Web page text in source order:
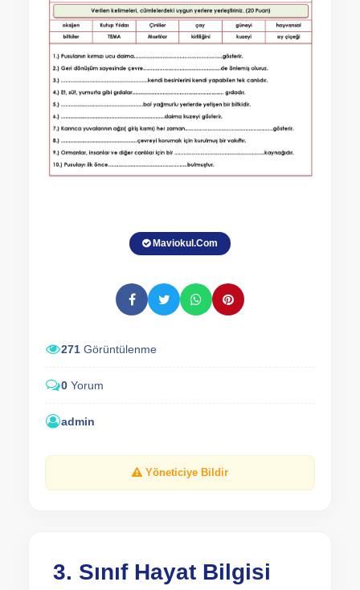
Maviokul.Com
271 Görüntülenme
0 Yorum
admin
Yöneticiye Bildir
3. Sınıf Hayat Bilgisi